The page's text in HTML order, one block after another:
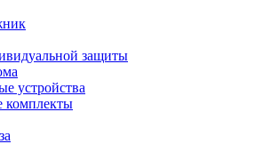
защиты
устройства
комплекты